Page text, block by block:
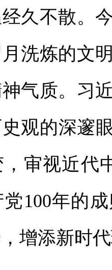
久不散。
洗炼的文
气质。习
观的深邃
审视近代
100年的
增添新时